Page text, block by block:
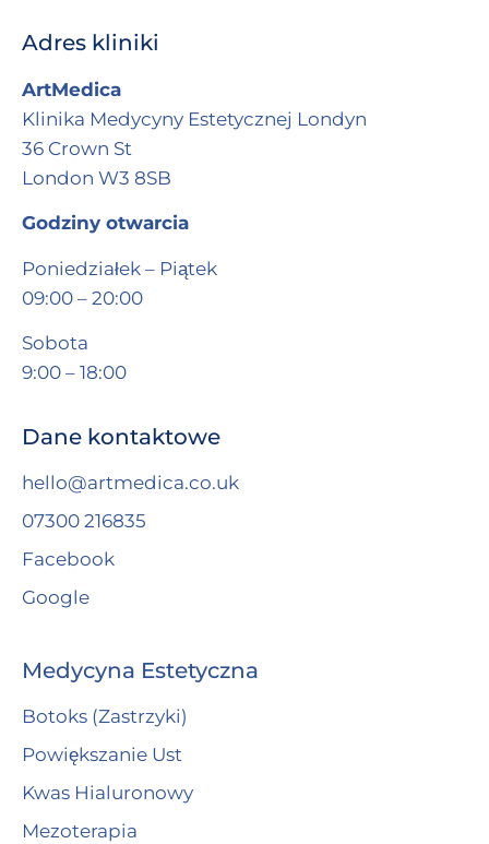
Adres kliniki
ArtMedica
Klinika Medycyny Estetycznej Londyn
36 Crown St
London W3 8SB
Godziny otwarcia
Poniedziałek – Piątek
09:00 – 20:00
Sobota
9:00 – 18:00
Dane kontaktowe
hello@artmedica.co.uk
07300 216835
Facebook
Google
Medycyna Estetyczna
Botoks (Zastrzyki)
Powiększanie Ust
Kwas Hialuronowy
Mezoterapia